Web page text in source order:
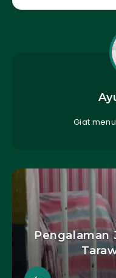
Giat
Pengalaman